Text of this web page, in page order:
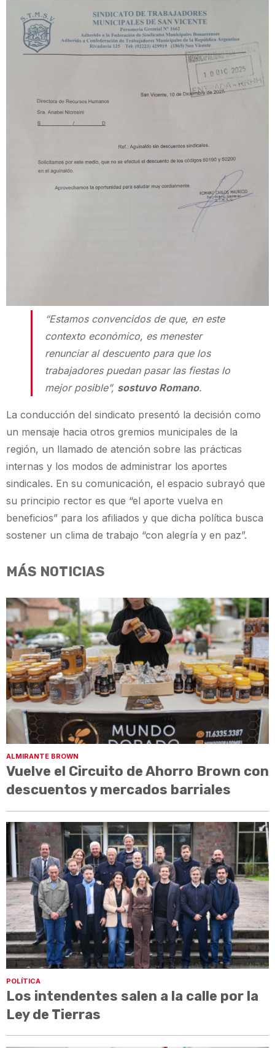
“Estamos convencidos de que, en este
contexto económico, es menester
renunciar al descuento para que los
trabajadores puedan pasar las fiestas lo
mejor posible”, sostuvo Romano.
La conducción del sindicato presentó la decisión como
un mensaje hacia otros gremios municipales de la
región, un llamado de atención sobre las prácticas
internas y los modos de administrar los aportes
sindicales. En su comunicación, el espacio subrayó que
su principio rector es que “el aporte vuelva en
beneficios” para los afiliados y que dicha política busca
sostener un clima de trabajo “con alegría y en paz”.
MÁS NOTICIAS
ALMIRANTE BROWN
Vuelve el Circuito de Ahorro Brown con
descuentos y mercados barriales
POLÍTICA
Los intendentes salen a la calle por la
Ley de Tierras